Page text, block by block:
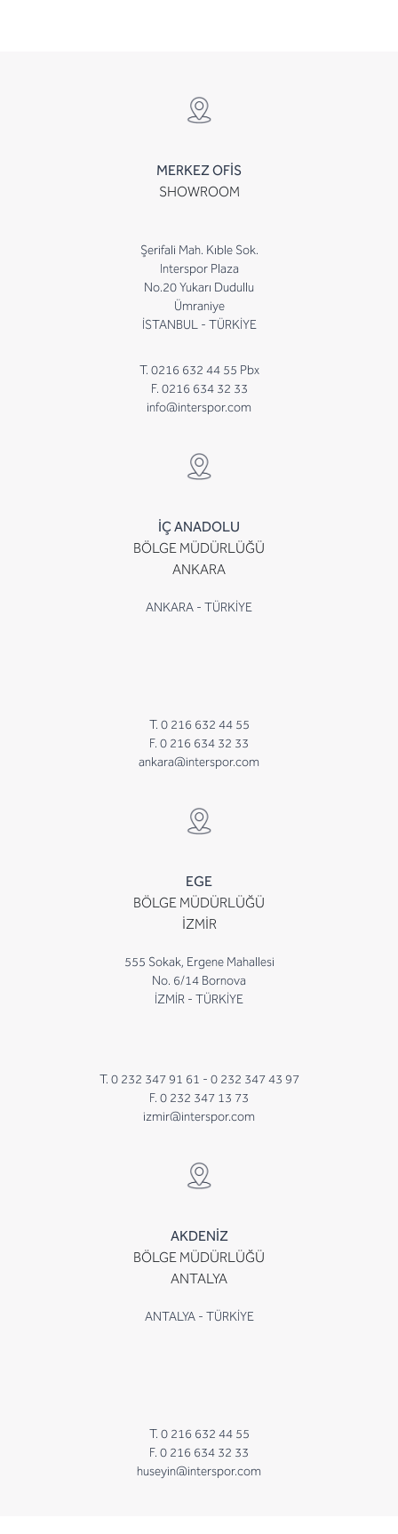
MERKEZ OFİS
SHOWROOM
Şerifali Mah. Kıble Sok.
Interspor Plaza
No.20 Yukarı Dudullu
Ümraniye
İSTANBUL - TÜRKİYE
T. 0216 632 44 55 Pbx
F. 0216 634 32 33
info@interspor.com
İÇ ANADOLU
BÖLGE MÜDÜRLÜĞÜ
ANKARA
ANKARA - TÜRKİYE
T. 0 216 632 44 55
F. 0 216 634 32 33
ankara@interspor.com
EGE
BÖLGE MÜDÜRLÜĞÜ
İZMİR
555 Sokak, Ergene Mahallesi
No. 6/14 Bornova
İZMİR - TÜRKİYE
T. 0 232 347 91 61 - 0 232 347 43 97
F. 0 232 347 13 73
izmir@interspor.com
AKDENİZ
BÖLGE MÜDÜRLÜĞÜ
ANTALYA
ANTALYA - TÜRKİYE
T. 0 216 632 44 55
F. 0 216 634 32 33
huseyin@interspor.com